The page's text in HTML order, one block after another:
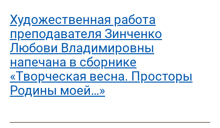
Художественная работа
преподавателя Зинченко
Любови Владимировны
напечана в сборнике
«Творческая весна. Просторы
Родины моей…»